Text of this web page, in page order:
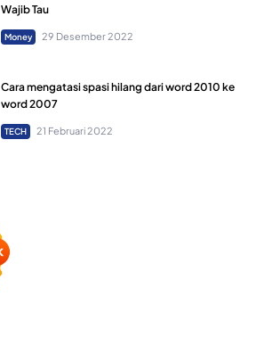
Wajib Tau
Money 29 Desember 2022
Cara mengatasi spasi hilang dari word 2010 ke
word 2007
TECH 21 Februari 2022